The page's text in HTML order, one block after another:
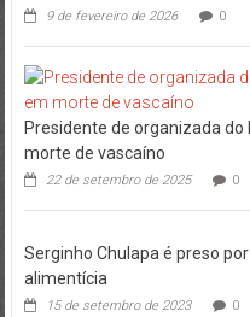
9 de fevereiro de 2026 0
Presidente de organizada do
morte de vascaíno
22 de setembro de 2025 0
Serginho Chulapa é preso
alimentícia
15 de setembro de 2023 0